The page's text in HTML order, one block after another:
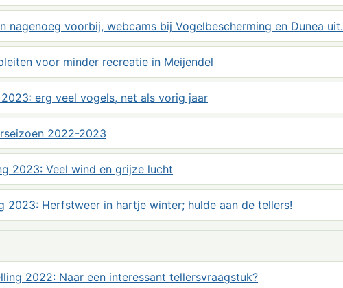
nagenoeg voorbij, webcams bij Vogelbescherming en Dunea uit.
voor minder recreatie in Meijendel
erg veel vogels, net als vorig jaar
2022-2023
2023: Veel wind en grijze lucht
2023: Herfstweer in hartje winter; hulde aan de tellers!
2022: Naar een interessant tellersvraagstuk?